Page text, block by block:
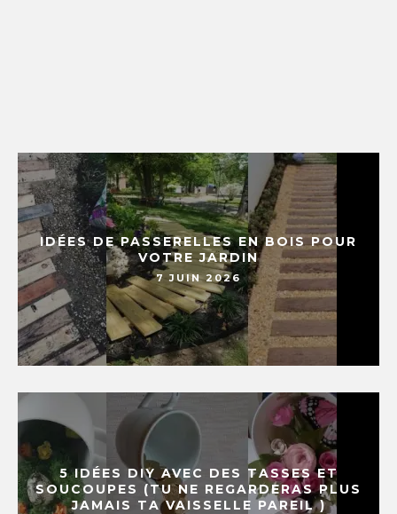
IDÉES DE PASSERELLES EN BOIS POUR
VOTRE JARDIN
7 JUIN 2026
5 IDÉES DIY AVEC DES TASSES ET
SOUCOUPES (TU NE REGARDERAS PLUS
JAMAIS TA VAISSELLE PAREIL )